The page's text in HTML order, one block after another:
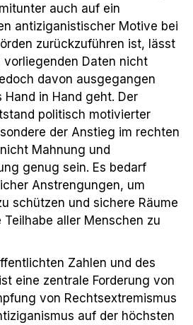
auch auf ein
antiziganistischer Motive bei
zurückzuführen ist, lässt
vorliegenden Daten nicht
davon ausgegangen
in Hand geht. Der
politisch motivierter
der Anstieg im rechten
Mahnung und
genug sein. Es bedarf
Anstrengungen, um
schützen und sichere Räume
aller Menschen zu
Zahlen und des
eine zentrale Forderung von
von Rechtsextremismus
auf der höchsten